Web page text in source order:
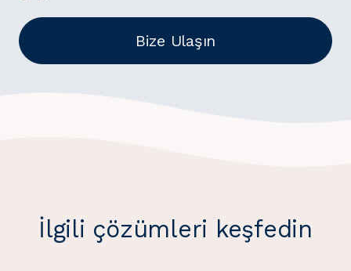
Bize Ulaşın
İlgili çözümleri keşfedin